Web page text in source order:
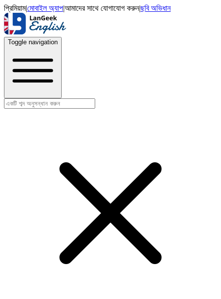
প্রিমিয়াম|মোবাইল অ্যাপ|আমাদের সাথে যোগাযোগ করুন|ছবি অভিধান
Toggle navigation